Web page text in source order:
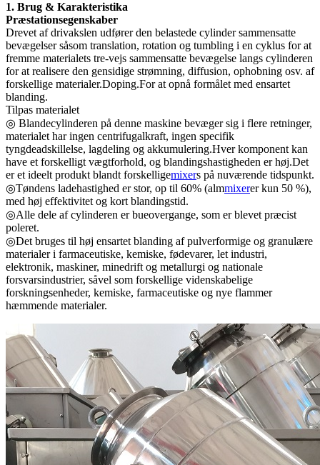
1. Brug & Karakteristika
Præstationsegenskaber
Drevet af drivakslen udfører den belastede cylinder sammensatte
bevægelser såsom translation, rotation og tumbling i en cyklus for at
fremme materialets tre-vejs sammensatte bevægelse langs cylinderen
for at realisere den gensidige strømning, diffusion, ophobning osv. af
forskellige materialer.Doping.For at opnå formålet med ensartet
blanding.
Tilpas materialet
◎ Blandecylinderen på denne maskine bevæger sig i flere retninger,
materialet har ingen centrifugalkraft, ingen specifik
tyngdeadskillelse, lagdeling og akkumulering.Hver komponent kan
have et forskelligt vægtforhold, og blandingshastigheden er høj.Det
er et ideelt produkt blandt forskelligemixers på nuværende tidspunkt.
◎Tøndens ladehastighed er stor, op til 60% (almmixerer kun 50 %),
med høj effektivitet og kort blandingstid.
◎Alle dele af cylinderen er bueovergange, som er blevet præcist
poleret.
◎Det bruges til høj ensartet blanding af pulverformige og granulære
materialer i farmaceutiske, kemiske, fødevarer, let industri,
elektronik, maskiner, minedrift og metallurgi og nationale
forsvarsindustrier, såvel som forskellige videnskabelige
forskningsenheder, kemiske, farmaceutiske og nye flammer
hæmmende materialer.